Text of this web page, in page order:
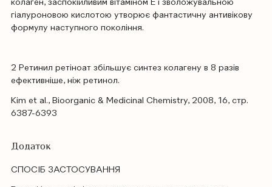
колаген, заспокійливим вітаміном Е і зволожувальною
гіалуроновою кислотою утворює фантастичну антивікову
формулу наступного покоління.
2 Ретинил ретіноат збільшує синтез колагену в 8 разів
ефективніше, ніж ретинол.
Kim et al., Bioorganic & Medicinal Chemistry, 2008, 16, стр.
6387-6393
Додаток
СПОСІБ ЗАСТОСУВАННЯ